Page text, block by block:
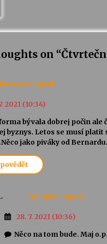
on “
Lucasso napsal:
2021 (10:34)
bývala dobrej počin ale
byznys. Letos se musí platit
jako piváky od Bernardu.
Anonym napsal:
28. 7. 2021 (10:36)
Něco na tom bude. Maj